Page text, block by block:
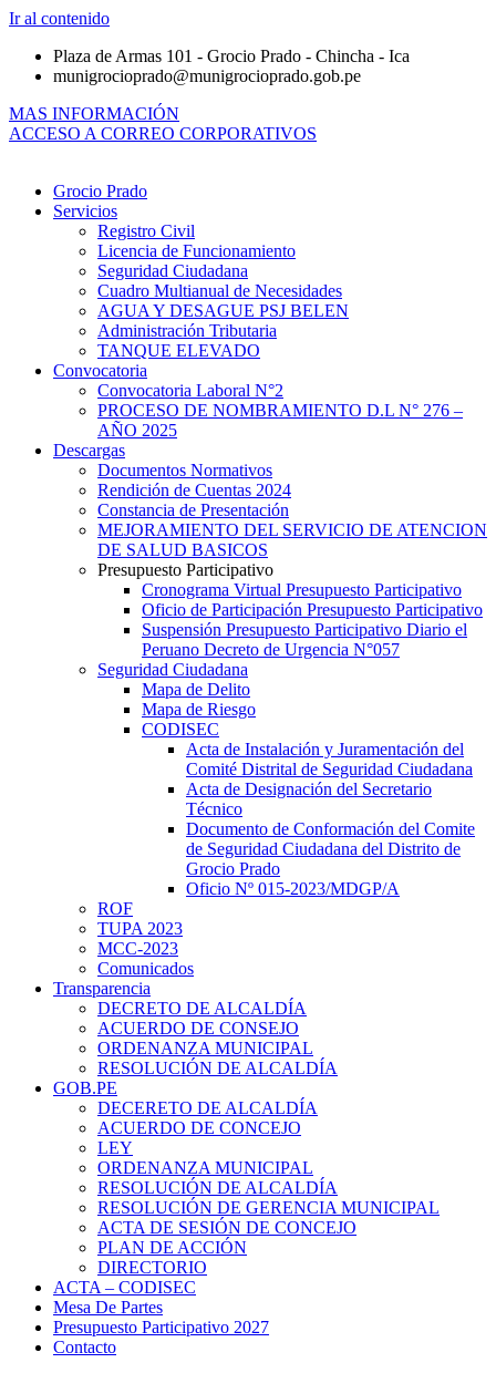
Ir al contenido
Plaza de Armas 101 - Grocio Prado - Chincha - Ica
munigrocioprado@munigrocioprado.gob.pe
MAS INFORMACIÓN
ACCESO A CORREO CORPORATIVOS
Grocio Prado
Servicios
Registro Civil
Licencia de Funcionamiento
Seguridad Ciudadana
Cuadro Multianual de Necesidades
AGUA Y DESAGUE PSJ BELEN
Administración Tributaria
TANQUE ELEVADO
Convocatoria
Convocatoria Laboral N°2
PROCESO DE NOMBRAMIENTO D.L N° 276 –
AÑO 2025
Descargas
Documentos Normativos
Rendición de Cuentas 2024
Constancia de Presentación
MEJORAMIENTO DEL SERVICIO DE ATENCION
DE SALUD BASICOS
Presupuesto Participativo
Cronograma Virtual Presupuesto Participativo
Oficio de Participación Presupuesto Participativo
Suspensión Presupuesto Participativo Diario el
Peruano Decreto de Urgencia N°057
Seguridad Ciudadana
Mapa de Delito
Mapa de Riesgo
CODISEC
Acta de Instalación y Juramentación del
Comité Distrital de Seguridad Ciudadana
Acta de Designación del Secretario
Técnico
Documento de Conformación del Comite
de Seguridad Ciudadana del Distrito de
Grocio Prado
Oficio Nº 015-2023/MDGP/A
ROF
TUPA 2023
MCC-2023
Comunicados
Transparencia
DECRETO DE ALCALDÍA
ACUERDO DE CONSEJO
ORDENANZA MUNICIPAL
RESOLUCIÓN DE ALCALDÍA
GOB.PE
DECERETO DE ALCALDÍA
ACUERDO DE CONCEJO
LEY
ORDENANZA MUNICIPAL
RESOLUCIÓN DE ALCALDÍA
RESOLUCIÓN DE GERENCIA MUNICIPAL
ACTA DE SESIÓN DE CONCEJO
PLAN DE ACCIÓN
DIRECTORIO
ACTA – CODISEC
Mesa De Partes
Presupuesto Participativo 2027
Contacto